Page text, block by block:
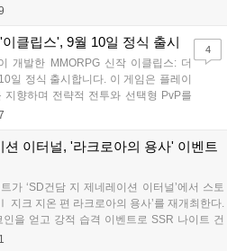
정규 및 특별 콘텐츠를 공동 기획한다. 또한
순차적으로 선보이며 e스포츠 생태계 확장에
클립스', 9월 10일 정식 출시
개발한 MMORPG 신작 이클립스: 더
일 정식 출시합니다. 이 게임은 플레이
지향하며 전략적 전투와 선택형 PvP를
홈페이지와 앱 마켓에서 사전등록을
추가 시 주차별 스페셜 쿠폰과 한정 스
혜택을 마련해 이용자들의 기대를 모
4
션 이터널, '라크로아의 용사' 이벤트
가 ‘SD건담 지 제네레이션 이터널’에서 스토
지크 지온 편 라크로아의 용사’를 재개최한다.
을 얻고 강적 습격 이벤트로 SSR 나이트 건
인 보너스로 최대 다이아 3,000개를 지급하며,